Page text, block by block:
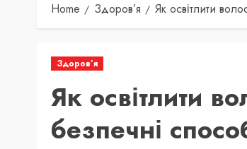
Home Здоров’я Як освітлити
Здоров’я
Як освітлити
безпечні